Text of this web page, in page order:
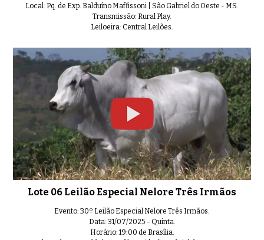
0:40 Lote 22 Leilão Especial Nelore
Lote 23 Leilão Especial Nelore
Local: Pq. de Exp. Balduíno Maffissoni | São Gabriel do Oeste - MS.
Transmissão: Rural Play.
Leiloeira: Central Leilões.
Lote 06 Leilão Especial Nelore Três Irmãos
Evento: 30º Leilão Especial Nelore Três Irmãos.
Data: 31/07/2025 – Quinta.
Horário: 19:00 de Brasília.